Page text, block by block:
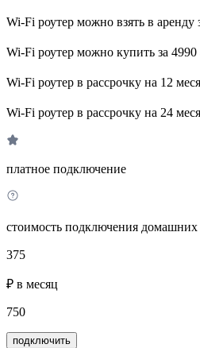
Wi-Fi роутер можно взять в аренду
Wi-Fi роутер можно купить за 4990
Wi-Fi роутер в рассрочку на 12
Wi-Fi роутер в рассрочку на 24
платное подключение
стоимость подключения домашних
375
₽ в месяц
750
подключить